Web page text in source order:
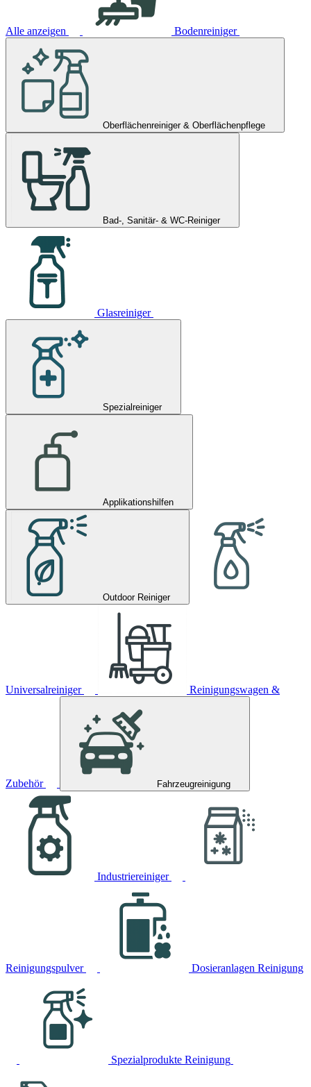
Alle anzeigen Bodenreiniger
Oberflächenreiniger & Oberflächenpflege
Bad-, Sanitär- & WC-Reiniger
Glasreiniger
Spezialreiniger
Applikationshilfen
Outdoor Reiniger
Universalreiniger Reinigungswagen &
Zubehör Fahrzeugreinigung
Industriereiniger
Reinigungspulver Dosieranlagen Reinigung
Spezialprodukte Reinigung